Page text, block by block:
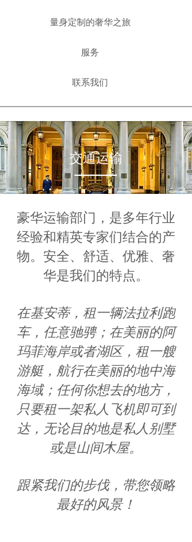
交通运输
豪华运输部门，是多年行业
经验和精英专家们结合的产
物。安全、舒适、优雅、奢
华是我们的特点。
在基安蒂，租一辆法拉利跑
车，任意驰骋；在美丽的阿
玛菲海岸或者湖区，租一艘
游艇，航行在美丽的地中海
海域；任何你想去的地方，
只要租一架私人飞机即可到
达，无论目的地是私人别墅
或是山间木屋。
跟紧我们的步伐，带您领略
最好的风景！
量身定制的奢华之旅
服务
联系我们